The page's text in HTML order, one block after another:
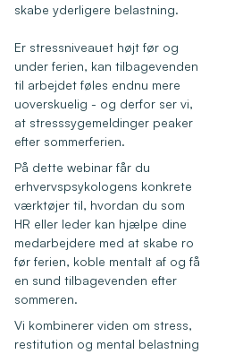
skabe yderligere belastning.
Er stressniveauet højt før og
under ferien, kan tilbagevenden
til arbejdet føles endnu mere
uoverskuelig - og derfor ser vi,
at stresssygemeldinger peaker
efter sommerferien.
På dette webinar får du
erhvervspsykologens konkrete
værktøjer til, hvordan du som
HR eller leder kan hjælpe dine
medarbejdere med at skabe ro
før ferien, koble mentalt af og få
en sund tilbagevenden efter
sommeren.
Vi kombinerer viden om stress,
restitution og mental belastning